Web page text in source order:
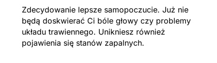
Zdecydowanie lepsze samopoczucie. Już nie
będą doskwierać Ci bóle głowy czy problemy
układu trawiennego. Unikniesz również
pojawienia się stanów zapalnych.